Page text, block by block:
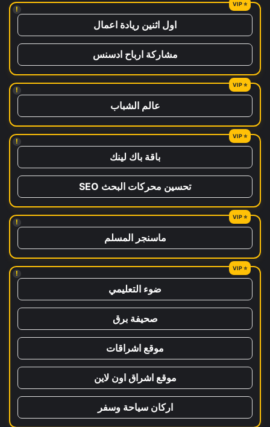
!
اول اثنين ريادة اعمال
مشاركة ارباح ادسنس
!
عالم الشباب
!
باقة باك لينك
تحسين محركات البحث SEO
!
ماسنجر المسلم
!
ضوء التعليمي
صحيفة برق
موقع اشراقات
موقع اشراق اون لاين
اركان سياحة وسفر